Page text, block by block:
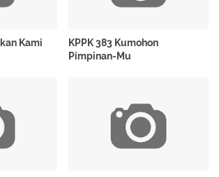
Kami
KPPK 383 Kumohon
Pimpinan-Mu